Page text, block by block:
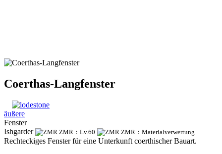
Coerthas-Langfenster
äußere
Fenster
Ishgarder
ZMR：Lv.60 ZMR：Materialverwertung
Rechteckiges Fenster für eine Unterkunft coerthischer Bauart.